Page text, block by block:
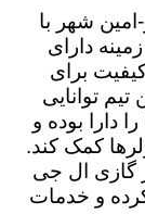
امین شهر با
دارای
برای
توانایی
دارا بوده و
کمک کند.
گازی ال جی
کرده و خدمات